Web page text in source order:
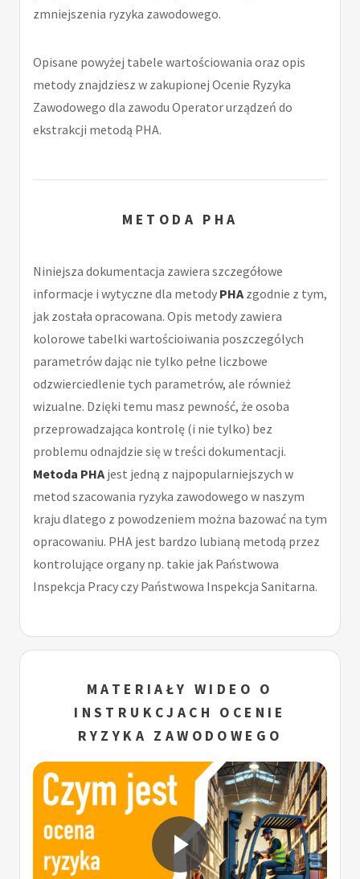
zmniejszenia ryzyka zawodowego.
Opisane powyżej tabele wartościowania oraz opis
metody znajdziesz w zakupionej Ocenie Ryzyka
Zawodowego dla zawodu Operator urządzeń do
ekstrakcji metodą PHA.
METODA PHA
Niniejsza dokumentacja zawiera szczegółowe
informacje i wytyczne dla metody PHA zgodnie z tym,
jak została opracowana. Opis metody zawiera
kolorowe tabelki wartościoiwania poszczególych
parametrów dając nie tylko pełne liczbowe
odzwierciedlenie tych parametrów, ale również
wizualne. Dzięki temu masz pewność, że osoba
przeprowadzająca kontrolę (i nie tylko) bez
problemu odnajdzie się w treści dokumentacji.
Metoda PHA jest jedną z najpopularniejszych w
metod szacowania ryzyka zawodowego w naszym
kraju dlatego z powodzeniem można bazować na tym
opracowaniu. PHA jest bardzo lubianą metodą przez
kontrolujące organy np. takie jak Państwowa
Inspekcja Pracy czy Państwowa Inspekcja Sanitarna.
MATERIAŁY WIDEO O
INSTRUKCJACH OCENIE
RYZYKA ZAWODOWEGO